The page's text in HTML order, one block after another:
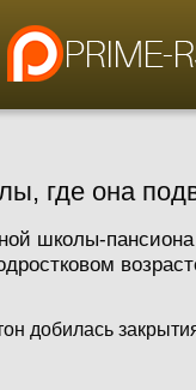
где она
школы-